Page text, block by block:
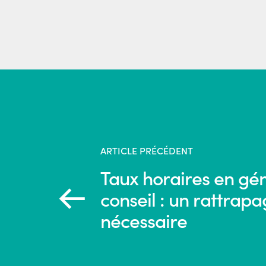
ARTICLE PRÉCÉDENT
Taux horaires en
conseil : un
nécessaire